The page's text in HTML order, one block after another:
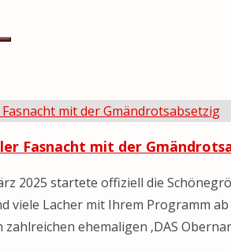
Suche
auf dem Weg zur MZA zu
Uhr das obligate Feuerwerk zu
Fasnacht mit der
2025 startete offiziell die
Lacher mit Ihrem Programm
zahlreichen ehemaligen ‚DAS